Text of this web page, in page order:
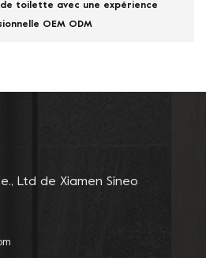
de toilette avec une expérience
OEM ODM
Ltd de Xiamen Sineo